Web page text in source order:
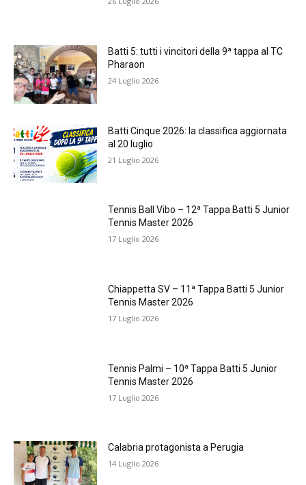
Batti 5: tutti i vincitori della 9ª tappa al TC
Pharaon
24 Luglio 2026
Batti Cinque 2026: la classifica aggiornata
al 20 luglio
21 Luglio 2026
Tennis Ball Vibo – 12ª Tappa Batti 5 Junior
Tennis Master 2026
17 Luglio 2026
Chiappetta SV – 11ª Tappa Batti 5 Junior
Tennis Master 2026
17 Luglio 2026
Tennis Palmi – 10ª Tappa Batti 5 Junior
Tennis Master 2026
17 Luglio 2026
Calabria protagonista a Perugia
14 Luglio 2026